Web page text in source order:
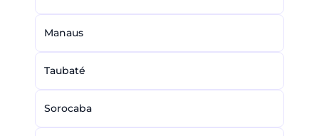
Manaus
Taubaté
Sorocaba